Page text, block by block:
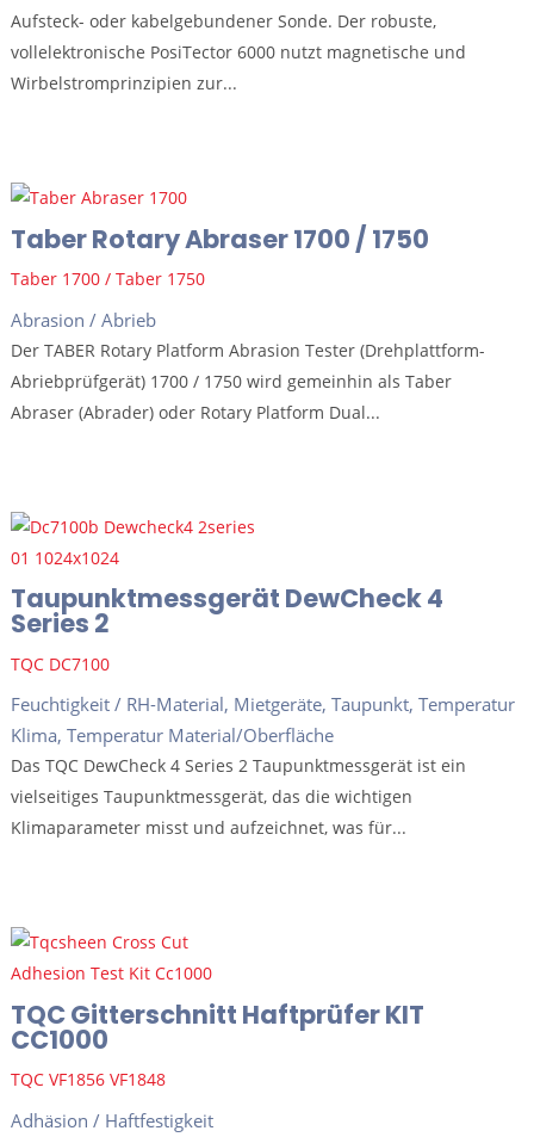
Aufsteck- oder kabelgebundener Sonde. Der robuste,
vollelektronische PosiTector 6000 nutzt magnetische und
Wirbelstromprinzipien zur...
Taber Rotary Abraser 1700 / 1750
Taber 1700 / Taber 1750
Abrasion / Abrieb
Der TABER Rotary Platform Abrasion Tester (Drehplattform-
Abriebprüfgerät) 1700 / 1750 wird gemeinhin als Taber
Abraser (Abrader) oder Rotary Platform Dual...
Taupunktmessgerät DewCheck 4
Series 2
TQC DC7100
Feuchtigkeit / RH-Material, Mietgeräte, Taupunkt, Temperatur
Klima, Temperatur Material/Oberfläche
Das TQC DewCheck 4 Series 2 Taupunktmessgerät ist ein
vielseitiges Taupunktmessgerät, das die wichtigen
Klimaparameter misst und aufzeichnet, was für...
TQC Gitterschnitt Haftprüfer KIT
CC1000
TQC VF1856 VF1848
Adhäsion / Haftfestigkeit